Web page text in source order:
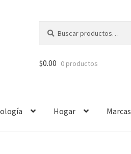
Hogar Marcas
$0.00 0 productos